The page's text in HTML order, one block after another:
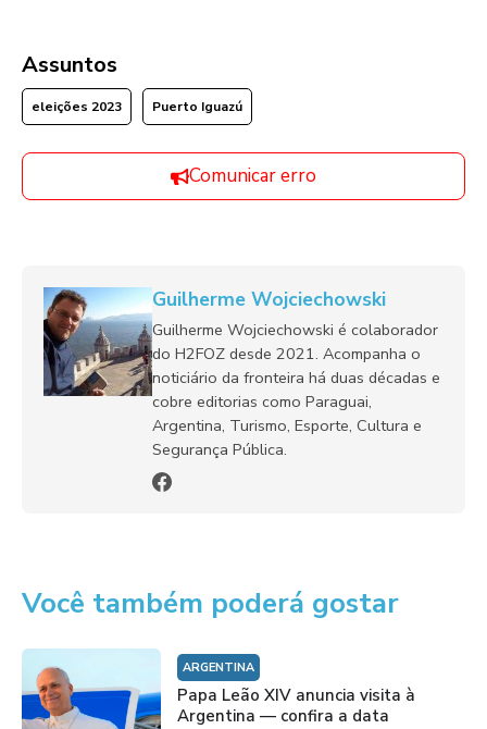
Assuntos
eleições 2023 Puerto Iguazú
Comunicar erro
Guilherme Wojciechowski
Guilherme Wojciechowski é colaborador
do H2FOZ desde 2021. Acompanha o
noticiário da fronteira há duas décadas e
cobre editorias como Paraguai,
Argentina, Turismo, Esporte, Cultura e
Segurança Pública.
Você também poderá gostar
ARGENTINA
Papa Leão XIV anuncia visita à
Argentina — confira a data